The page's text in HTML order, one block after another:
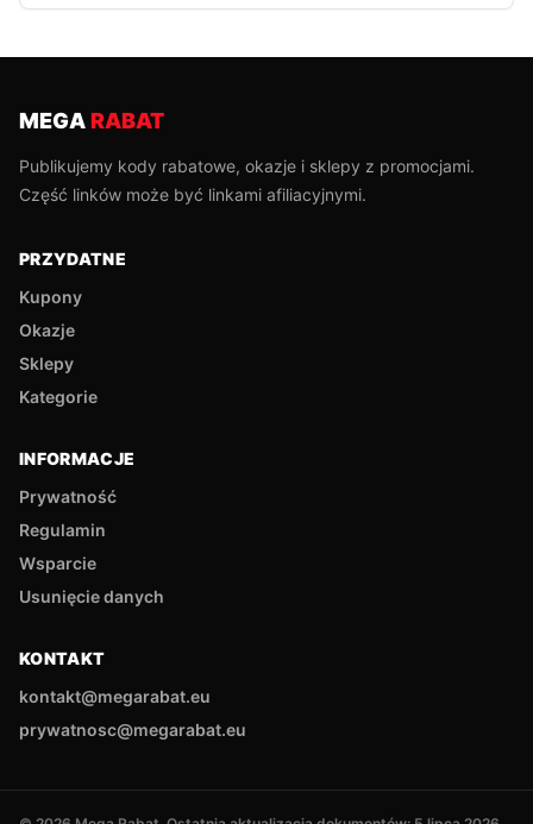
MEGARABAT
Publikujemy kody rabatowe, okazje i sklepy z promocjami.
Część linków może być linkami afiliacyjnymi.
PRZYDATNE
Kupony
Okazje
Sklepy
Kategorie
INFORMACJE
Prywatność
Regulamin
Wsparcie
Usunięcie danych
KONTAKT
kontakt@megarabat.eu
prywatnosc@megarabat.eu